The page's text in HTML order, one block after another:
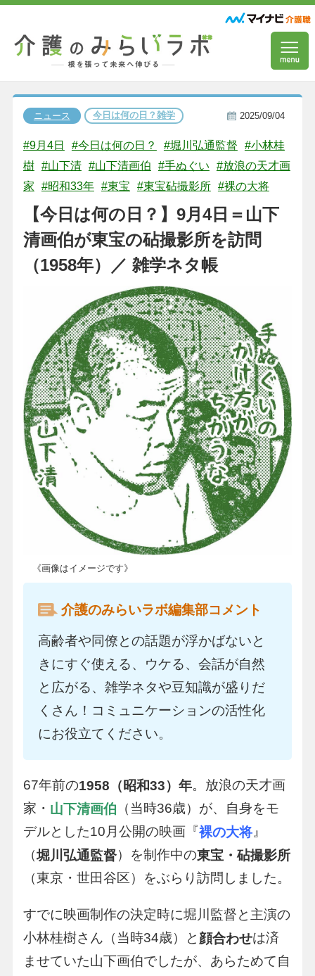
ニュース 今日は何の日？雑学 2025/09/04
#9月4日 #今日は何の日？ #堀川弘通監督
#小林桂
樹 #山下清 #山下清画伯 #手ぬぐい
#放浪の天才画
家
#昭和33年 #東宝 #東宝砧撮影所 #裸の大将
【今日は何の日？】9月4日＝山下
清画伯が東宝の砧撮影所を訪問
（1958年）／ 雑学ネタ帳
《画像はイメージです》
介護のみらいラボ編集部コメント
高齢者や同僚との話題が浮かばないと
きにすぐ使える、ウケる、会話が自然
と広がる、雑学ネタや豆知識が盛りだ
くさん！コミュニケーションの活性化
にお役立てください。
67年前の1958（昭和33）年。放浪の天才画
家・ 山下清画伯 （当時36歳）が、自身をモ
デルとした10月公開の映画『裸の大将』
（堀川弘通監督）を制作中の東宝・砧撮影所
（東京・世田谷区）をぶらり訪問しました。
すでに映画制作の決定時に堀川監督と主演の
小林桂樹さん（当時34歳）と 顔合わせは済
ませていた山下画伯でしたが、あらためて自